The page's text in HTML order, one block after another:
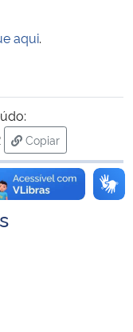
aqui.
Copiar
para área de